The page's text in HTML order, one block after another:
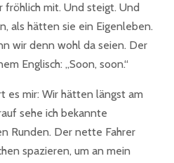
mit. Und steigt. Und
als hätten sie ein Eigenleben.
wir denn wohl da seien. Der
Englisch: „Soon, soon.“
es mir: Wir hätten längst am
sehe ich bekannte
Runden. Der nette Fahrer
spazieren, um an mein